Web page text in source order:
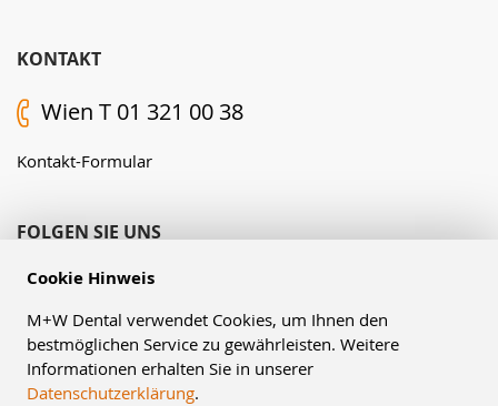
Cookie Hinweis
M+W Dental verwendet Cookies, um Ihnen den
bestmöglichen Service zu gewährleisten. Weitere
Informationen erhalten Sie in unserer
Datenschutzerklärung.
KONTAKT
Wien T 01 321 00 38
Kontakt-Formular
FOLGEN SIE UNS